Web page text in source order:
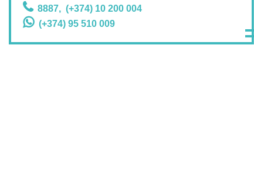
8887, (+374) 10 200 004
(+374) 95 510 009